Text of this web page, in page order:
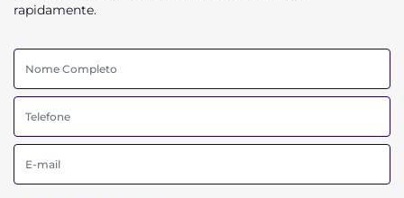
rapidamente.